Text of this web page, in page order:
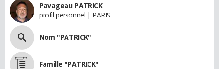
Pavageau PATRICK
profil personnel | PARIS
Nom "PATRICK"
Famille "PATRICK"